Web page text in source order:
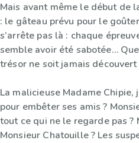
Mais avant même le début de
: le gâteau prévu pour le
s’arrête pas là : chaque
semble avoir été sabotée…
trésor ne soit jamais
La malicieuse Madame Chipie,
pour embêter ses amis ?
tout ce qui ne le regarde pas ?
Monsieur Chatouille ? Les